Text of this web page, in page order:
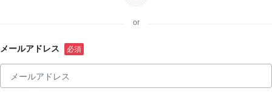
or
メールアドレス